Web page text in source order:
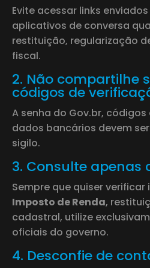
Evite acessar links
aplicativos de conversa
restituição, regularização
fiscal.
2. Não compartilhe
códigos de
A senha do Gov.br,
dados bancários devem
sigilo.
3. Consulte apenas
Sempre que quiser
Imposto de Renda,
cadastral, utilize
oficiais do governo.
4. Desconfie de